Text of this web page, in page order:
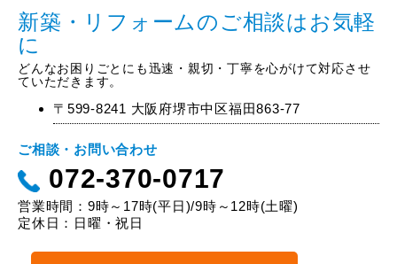
新築・リフォームのご相談はお気軽
に
どんなお困りごとにも迅速・親切・丁寧を心がけて対応させ
ていただきます。
〒599-8241 大阪府堺市中区福田863-77
ご相談・お問い合わせ
072-370-0717
営業時間：9時～17時(平日)/9時～12時(土曜)
定休日：日曜・祝日